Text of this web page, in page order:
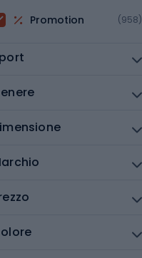
Promotion (958)